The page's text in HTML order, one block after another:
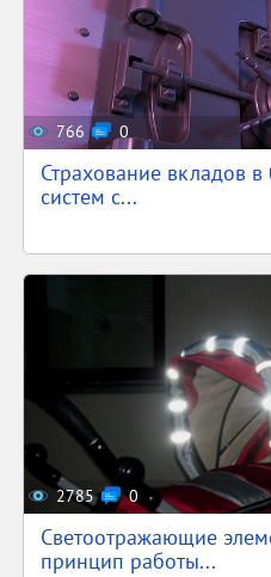
766 0
Страхование вкладов
систем с...
2785 0
Светоотражающие
принцип работы...